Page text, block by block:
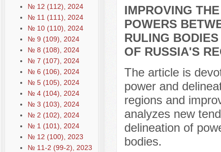
№ 12 (112), 2024
№ 11 (111), 2024
№ 10 (110), 2024
№ 9 (109), 2024
№ 8 (108), 2024
№ 7 (107), 2024
№ 6 (106), 2024
№ 5 (105), 2024
№ 4 (104), 2024
№ 3 (103), 2024
№ 2 (102), 2024
№ 1 (101), 2024
№ 12 (100), 2023
№ 11-2 (99-2), 2023
IMPROVING
POWERS
RULING
OF RUSSIA'S
The article is
power and
regions and
analyzes new
delineation of
bodies.